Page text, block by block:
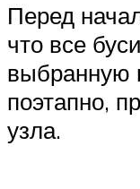
Перед
что все
выбранную
поэтапно,
узла.